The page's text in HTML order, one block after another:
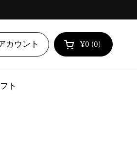
カウント カートを開く
ショッピング
¥0 0
点の商品がカ
ト